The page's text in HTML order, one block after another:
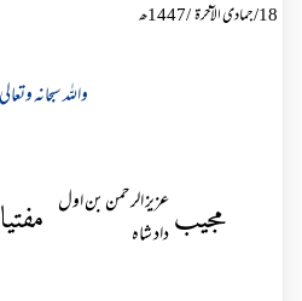
18
/جمادی الآخرۃ/
1447ھ
واللہ سبحانہ
مجیبعزیز الرحمن بن اول
داد شاہ